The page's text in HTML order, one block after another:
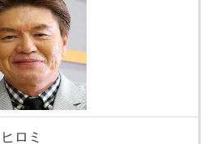
ヒロミ